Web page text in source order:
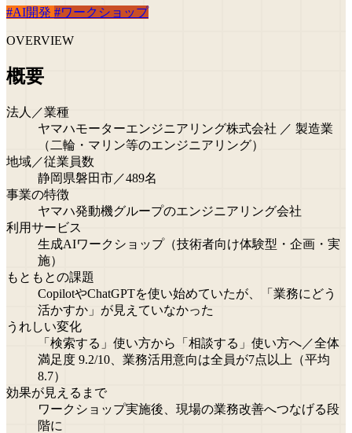
#AI開発 #ワークショップ
OVERVIEW
概要
法人／業種
ヤマハモーターエンジニアリング株式会社 ／ 製造業
（二輪・マリン等のエンジニアリング）
地域／従業員数
静岡県磐田市／489名
事業の特徴
ヤマハ発動機グループのエンジニアリング会社
利用サービス
生成AIワークショップ（技術者向け体験型・企画・実
施）
もともとの課題
CopilotやChatGPTを使い始めていたが、「業務にどう
活かすか」が見えていなかった
うれしい変化
「検索する」使い方から「相談する」使い方へ／全体
満足度 9.2/10、業務活用意向は全員が7点以上（平均
8.7）
効果が見えるまで
ワークショップ実施後、現場の業務改善へつなげる段
階に